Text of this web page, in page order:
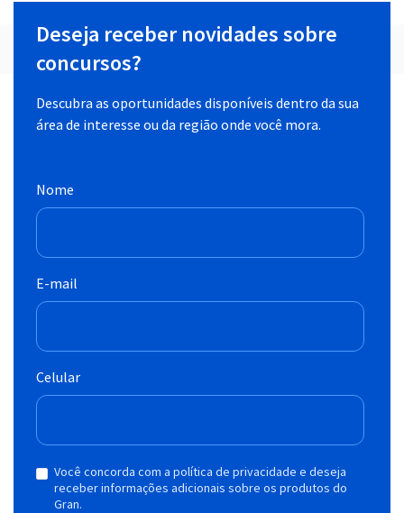
Deseja receber novidades sobre
concursos?
Descubra as oportunidades disponíveis dentro da sua
área de interesse ou da região onde você mora.
Nome
E-mail
Celular
Você concorda com a política de privacidade e deseja
receber informações adicionais sobre os produtos do
Gran.